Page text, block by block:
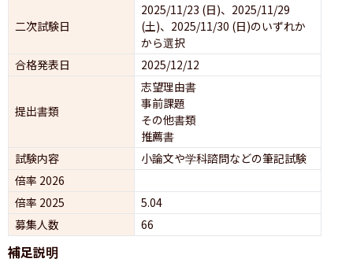
二次試験日
2025/11/23 (日)、2025/11/29
(土)、2025/11/30 (日)のいずれか
から選択
合格発表日
2025/12/12
提出書類
志望理由書
事前課題
その他書類
推薦書
試験内容
小論文や学科諮問などの筆記試験
倍率 2026
倍率 2025
5.04
募集人数
66
補足説明